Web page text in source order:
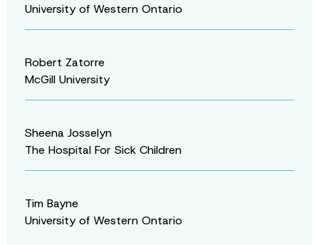
University of Western Ontario
Robert Zatorre
McGill University
Sheena Josselyn
The Hospital For Sick Children
Tim Bayne
University of Western Ontario